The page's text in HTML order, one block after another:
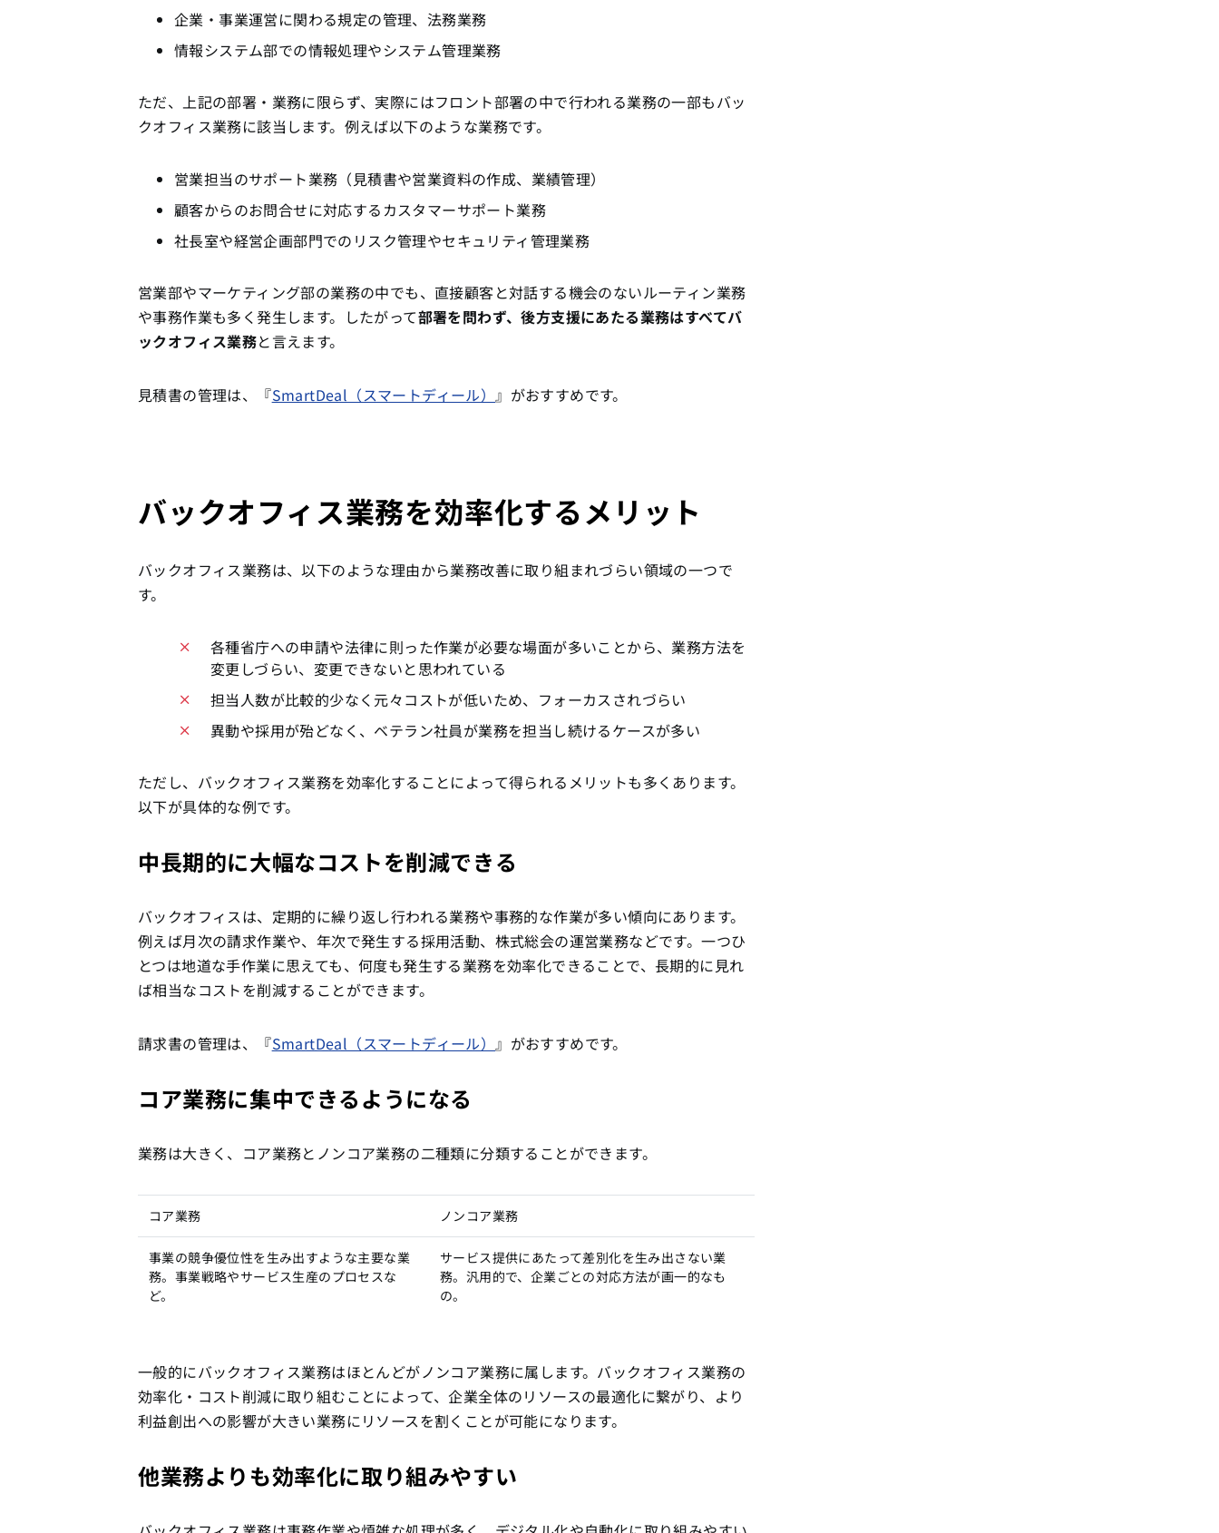
企業・事業運営に関わる規定の管理、法務業務
情報システム部での情報処理やシステム管理業務
ただ、上記の部署・業務に限らず、実際にはフロント部署の中で行われる業務の一部もバッ
クオフィス業務に該当します。例えば以下のような業務です。
営業担当のサポート業務（見積書や営業資料の作成、業績管理）
顧客からのお問合せに対応するカスタマーサポート業務
社長室や経営企画部門でのリスク管理やセキュリティ管理業務
営業部やマーケティング部の業務の中でも、直接顧客と対話する機会のないルーティン業務
や事務作業も多く発生します。したがって部署を問わず、後方支援にあたる業務はすべてバ
ックオフィス業務と言えます。
見積書の管理は、『SmartDeal（スマートディール）』がおすすめです。
バックオフィス業務を効率化するメリット
バックオフィス業務は、以下のような理由から業務改善に取り組まれづらい領域の一つで
す。
各種省庁への申請や法律に則った作業が必要な場面が多いことから、業務方法を
変更しづらい、変更できないと思われている
担当人数が比較的少なく元々コストが低いため、フォーカスされづらい
異動や採用が殆どなく、ベテラン社員が業務を担当し続けるケースが多い
ただし、バックオフィス業務を効率化することによって得られるメリットも多くあります。
以下が具体的な例です。
中長期的に大幅なコストを削減できる
バックオフィスは、定期的に繰り返し行われる業務や事務的な作業が多い傾向にあります。
例えば月次の請求作業や、年次で発生する採用活動、株式総会の運営業務などです。一つひ
とつは地道な手作業に思えても、何度も発生する業務を効率化できることで、長期的に見れ
ば相当なコストを削減することができます。
請求書の管理は、『SmartDeal（スマートディール）』がおすすめです。
コア業務に集中できるようになる
業務は大きく、コア業務とノンコア業務の二種類に分類することができます。
コア業務 ノンコア業務
事業の競争優位性を生み出すような主要な業
務。事業戦略やサービス生産のプロセスな
ど。
サービス提供にあたって差別化を生み出さない業
務。汎用的で、企業ごとの対応方法が画一的なも
の。
一般的にバックオフィス業務はほとんどがノンコア業務に属します。バックオフィス業務の
効率化・コスト削減に取り組むことによって、企業全体のリソースの最適化に繋がり、より
利益創出への影響が大きい業務にリソースを割くことが可能になります。
他業務よりも効率化に取り組みやすい